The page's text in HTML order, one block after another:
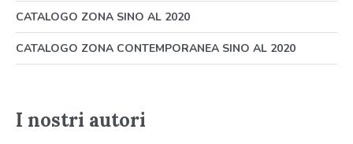
CATALOGO ZONA SINO AL 2020
CATALOGO ZONA CONTEMPORANEA SINO AL 2020
I nostri autori